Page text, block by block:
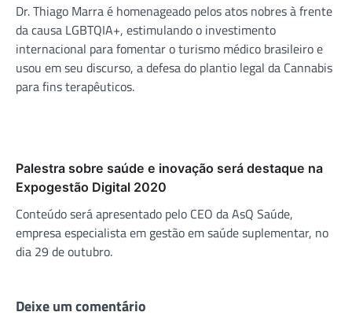
Dr. Thiago Marra é homenageado pelos atos nobres à frente
da causa LGBTQIA+, estimulando o investimento
internacional para fomentar o turismo médico brasileiro e
usou em seu discurso, a defesa do plantio legal da Cannabis
para fins terapêuticos.
Palestra sobre saúde e inovação será destaque na
Expogestão Digital 2020
Conteúdo será apresentado pelo CEO da AsQ Saúde,
empresa especialista em gestão em saúde suplementar, no
dia 29 de outubro.
Deixe um comentário